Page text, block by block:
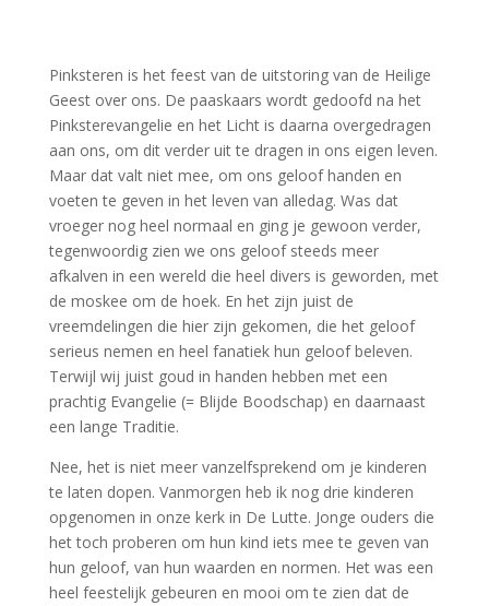
Pinksteren is het feest van de uitstoring van de Heilige
Geest over ons. De paaskaars wordt gedoofd na het
Pinksterevangelie en het Licht is daarna overgedragen
aan ons, om dit verder uit te dragen in ons eigen leven.
Maar dat valt niet mee, om ons geloof handen en
voeten te geven in het leven van alledag. Was dat
vroeger nog heel normaal en ging je gewoon verder,
tegenwoordig zien we ons geloof steeds meer
afkalven in een wereld die heel divers is geworden, met
de moskee om de hoek. En het zijn juist de
vreemdelingen die hier zijn gekomen, die het geloof
serieus nemen en heel fanatiek hun geloof beleven.
Terwijl wij juist goud in handen hebben met een
prachtig Evangelie (= Blijde Boodschap) en daarnaast
een lange Traditie.
Nee, het is niet meer vanzelfsprekend om je kinderen
te laten dopen. Vanmorgen heb ik nog drie kinderen
opgenomen in onze kerk in De Lutte. Jonge ouders die
het toch proberen om hun kind iets mee te geven van
hun geloof, van hun waarden en normen. Het was een
heel feestelijk gebeuren en mooi om te zien dat de